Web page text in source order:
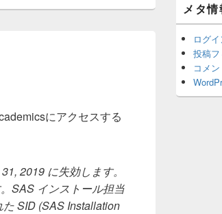
にアクセスする
2019 に失効します。
SAS インストール担当
SID (SAS Installation
ッ
ト
エ
ア
メタ情
ログイ
投稿
コメ